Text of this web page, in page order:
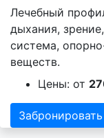
Лечебный
дыхания,
система,
веществ.
Цены: от
Забронировать